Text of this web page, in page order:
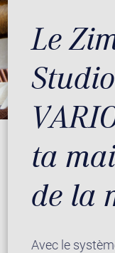
Le
ta
de la
Avec le